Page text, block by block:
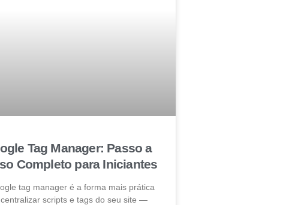
Tag Manager: Passo a
Completo para Iniciantes
tag manager é a forma mais prática
scripts e tags do seu site —